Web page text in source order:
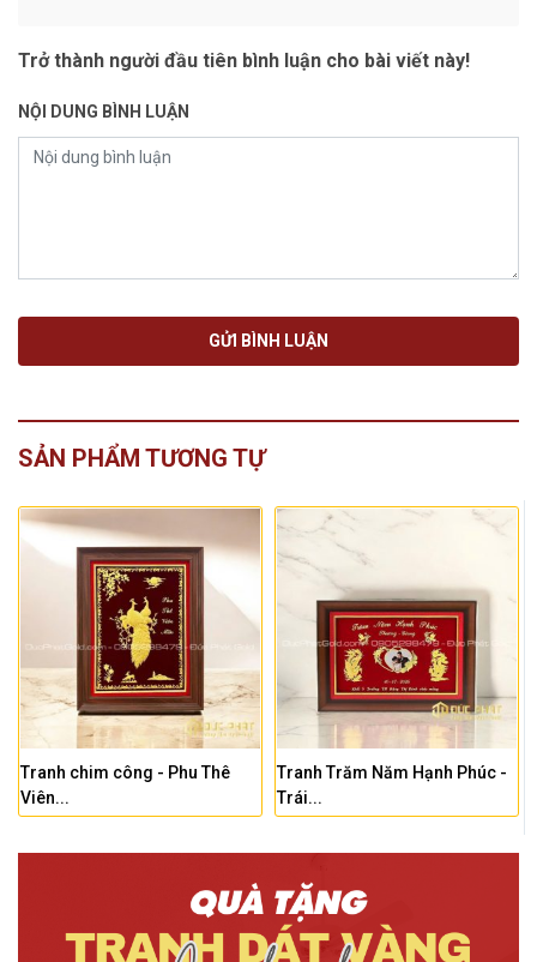
Trở thành người đầu tiên bình luận cho bài viết này!
NỘI DUNG BÌNH LUẬN
SẢN PHẨM TƯƠNG TỰ
Tranh Trăm Năm Hạnh Phúc -
Trái...
Tranh quà tặng đám cưới nhân
viên